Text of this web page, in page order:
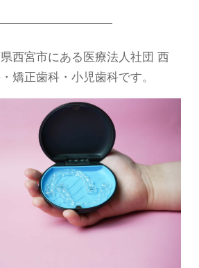
西宮市にある医療法人社団 西
矯正歯科・小児歯科です。